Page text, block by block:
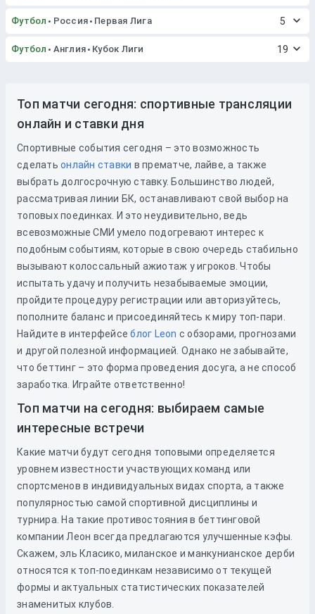
Футбол Россия Первая Лига 5
Футбол Англия Кубок Лиги 19
Топ матчи сегодня: спортивные трансляции
онлайн и ставки дня
Спортивные события сегодня – это возможность
сделать онлайн ставки в прематче, лайве, а также
выбрать долгосрочную ставку. Большинство людей,
рассматривая линии БК, останавливают свой выбор на
топовых поединках. И это неудивительно, ведь
всевозможные СМИ умело подогревают интерес к
подобным событиям, которые в свою очередь стабильно
вызывают колоссальный ажиотаж у игроков. Чтобы
испытать удачу и получить незабываемые эмоции,
пройдите процедуру регистрации или авторизуйтесь,
пополните баланс и присоединяйтесь к миру топ-пари.
Найдите в интерфейсеблог Leon с обзорами, прогнозами
и другой полезной информацией. Однако не забывайте,
что беттинг – это форма проведения досуга, а не способ
заработка. Играйте ответственно!
Топ матчи на сегодня: выбираем самые
интересные встречи
Какие матчи будут сегодня топовыми определяется
уровнем известности участвующих команд или
спортсменов в индивидуальных видах спорта, а также
популярностью самой спортивной дисциплины и
турнира. На такие противостояния в беттинговой
компании Леон всегда предлагаются улучшенные кэфы.
Скажем, эль Класико, миланское и манкунианское дерби
относятся к топ-поединкам независимо от текущей
формы и актуальных статистических показателей
знаменитых клубов.